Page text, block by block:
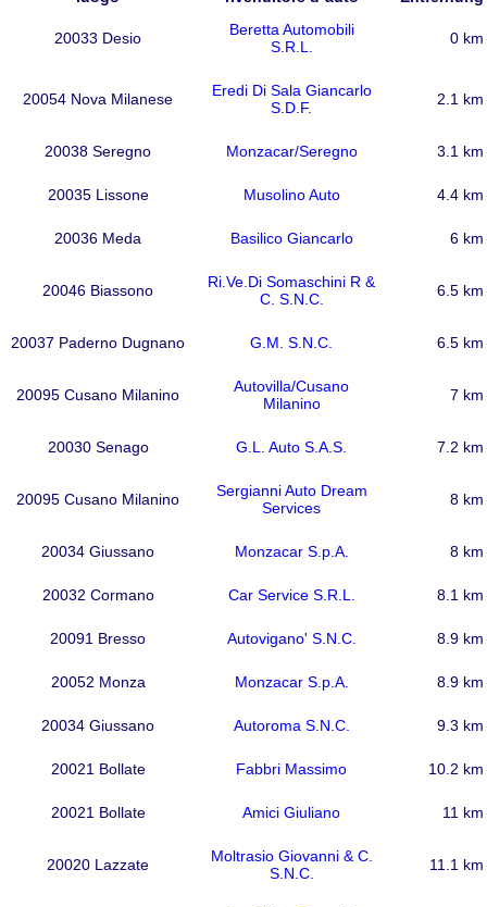
20033 Desio
Beretta Automobili
S.R.L.
0 km
20054 Nova Milanese
Eredi Di Sala Giancarlo
S.D.F.
2.1 km
20038 Seregno Monzacar/Seregno 3.1 km
20035 Lissone Musolino Auto 4.4 km
20036 Meda Basilico Giancarlo 6 km
20046 Biassono
Ri.Ve.Di Somaschini R &
C. S.N.C.
6.5 km
20037 Paderno Dugnano G.M. S.N.C. 6.5 km
20095 Cusano Milanino
Autovilla/Cusano
Milanino
7 km
20030 Senago G.L. Auto S.A.S. 7.2 km
20095 Cusano Milanino
Sergianni Auto Dream
Services
8 km
20034 Giussano Monzacar S.p.A. 8 km
20032 Cormano Car Service S.R.L. 8.1 km
20091 Bresso Autovigano' S.N.C. 8.9 km
20052 Monza Monzacar S.p.A. 8.9 km
20034 Giussano Autoroma S.N.C. 9.3 km
20021 Bollate Fabbri Massimo 10.2 km
20021 Bollate Amici Giuliano 11 km
20020 Lazzate
Moltrasio Giovanni & C.
S.N.C.
11.1 km